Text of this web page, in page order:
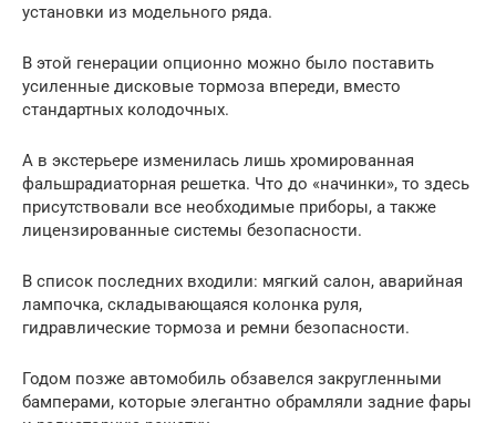
установки из модельного ряда.
В этой генерации опционно можно было поставить
усиленные дисковые тормоза впереди, вместо
стандартных колодочных.
А в экстерьере изменилась лишь хромированная
фальшрадиаторная решетка. Что до «начинки», то здесь
присутствовали все необходимые приборы, а также
лицензированные системы безопасности.
В список последних входили: мягкий салон, аварийная
лампочка, складывающаяся колонка руля,
гидравлические тормоза и ремни безопасности.
Годом позже автомобиль обзавелся закругленными
бамперами, которые элегантно обрамляли задние фары